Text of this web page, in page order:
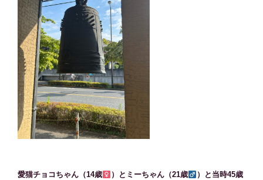
愛猫チョコちゃん（14歳 ）とミーちゃん（21歳 ）と当時45歳